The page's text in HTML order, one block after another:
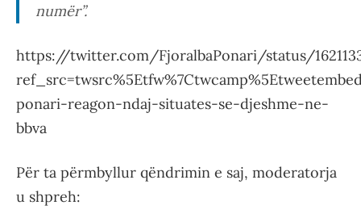
numër”.
https://twitter.com/FjoralbaPonari/status/
ponari-reagon-ndaj-situates-se-djeshme-ne-
bbva
Për ta përmbyllur qëndrimin e saj, moderatorja
u shpreh: